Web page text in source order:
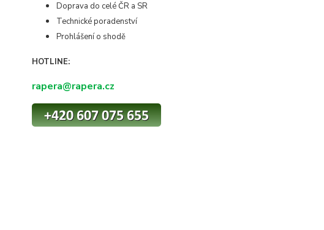
Doprava do celé ČR a SR
Technické poradenství
Prohlášení o shodě
HOTLINE:
rapera@rapera.cz